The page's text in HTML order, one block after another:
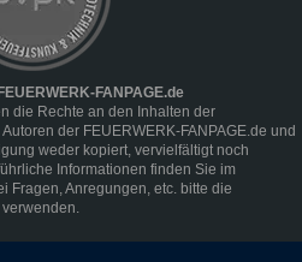
FANPAGE.de
die Rechte an den Inhalten der
der FEUERWERK-FANPAGE.de und
weder kopiert, vervielfältigt noch
Informationen finden Sie im
Fragen, Anregungen, etc. bitte die
verwenden.